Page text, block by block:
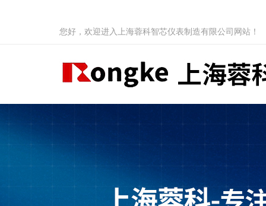
您好，欢迎进入上海蓉科智芯仪表制造有限公司网站！